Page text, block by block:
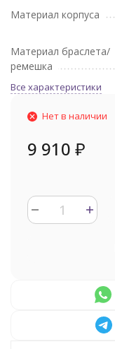
Материал корпуса
Материал браслета/
ремешка
Все характеристики
Нет в наличии
9 910 ₽